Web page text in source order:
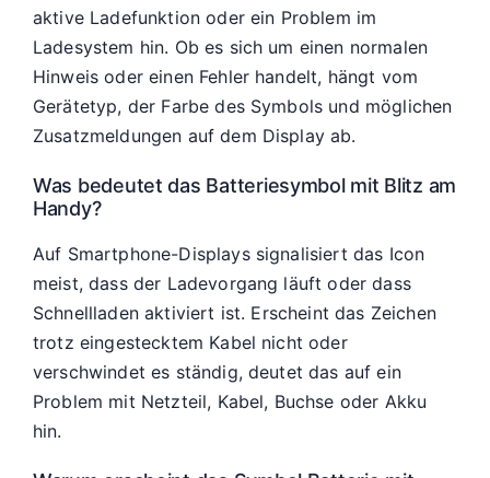
aktive Ladefunktion oder ein Problem im
Ladesystem hin. Ob es sich um einen normalen
Hinweis oder einen Fehler handelt, hängt vom
Gerätetyp, der Farbe des Symbols und möglichen
Zusatzmeldungen auf dem Display ab.
Was bedeutet das Batteriesymbol mit Blitz am
Handy?
Auf Smartphone-Displays signalisiert das Icon
meist, dass der Ladevorgang läuft oder dass
Schnellladen aktiviert ist. Erscheint das Zeichen
trotz eingestecktem Kabel nicht oder
verschwindet es ständig, deutet das auf ein
Problem mit Netzteil, Kabel, Buchse oder Akku
hin.